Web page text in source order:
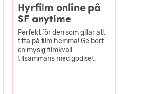
Hyrfilm online på
SF anytime
Perfekt för den som gillar att
titta på film hemma! Ge bort
en mysig filmkväll
tillsammans med godiset.